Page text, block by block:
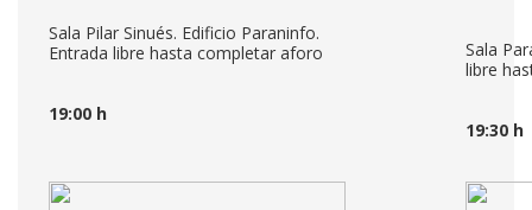
Sala Pilar Sinués. Edificio Paraninfo.
Entrada libre hasta completar aforo
19:00 h
Sala
libre
19:30 h